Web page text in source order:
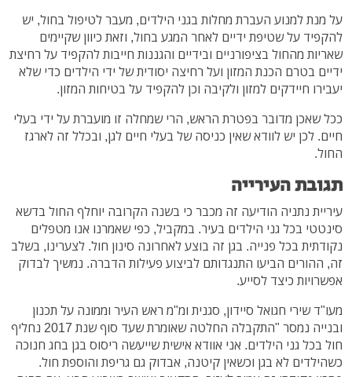
על מנת למנוע העברת מחלות בגני הילדים, מעבר לטיפול בחול, יש
להקפיד על שטיפת ידיים לאחר המגע בחול, וזאת כיוון שקיימים
שאריות מהחול בציפורניים ובידיים והגננות חייבות להקפיד על רחיצת
ידיים בטרם הכנת המזון ועל רחיצה יסודית של ידי הילדים כדי שלא
יעבירו חיידקים למזון ולקיבה וכן להקפיד על בטיחות המזון.
ככל שאכן מדובר בפטרת הראש, הרי שמחלה זו מועברת על ידי בעלי
חיים. לכן יש לוודא שאין כניסה של בעלי חיים לגן, ובכלל זה לארגז
החול.
תגובת העירייה
עיריית נתניה הודיעה זה מכבר כי בשנה הקרובה יוחלף החול בדשא
סינטטי בכל גני הילדים בעיר. במקביל, כפי שאמרנו אנו מטפלים
נקודתית בכל פנייה. בגן זה בוצע לאחרונה סינון חול. לצערינו, בשלב
זה, ההורים הביעו התנגדותם לביצוע פעילות הדברה. נמשיך לבדוק
אפשרויות כיצד לסייע.
מעו"ד שירי חגואל סיידון, סגנית ומ"מ ראש העיר וממונה על תכנון
ובנייה נמסר "התקבלה החלטה שאומרת שעד סוף שנת 2017 נחליף
חול בכל גני הילדים. אני אוודא אישית שייעשה ריסוס בגן בחג חנוכה
כשהילדים לא בגן וכשאין קיטנה, אבדוק גם גריפת והוספת חול.